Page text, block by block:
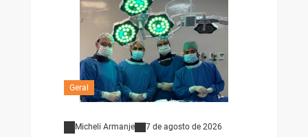
Geral
Micheli Armanje 7 de agosto de 2026